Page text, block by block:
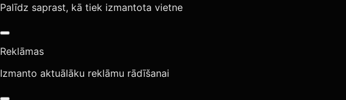
Palīdz saprast, kā tiek izmantota vietne
Reklāmas
Izmanto aktuālāku reklāmu rādīšanai